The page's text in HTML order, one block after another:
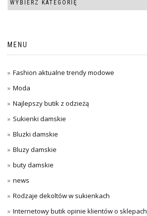
MENU
Fashion aktualne trendy modowe
Moda
Najlepszy butik z odzieżą
Sukienki damskie
Bluzki damskie
Bluzy damskie
buty damskie
news
Rodzaje dekoltów w sukienkach
Internetowy butik opinie klientów o sklepach